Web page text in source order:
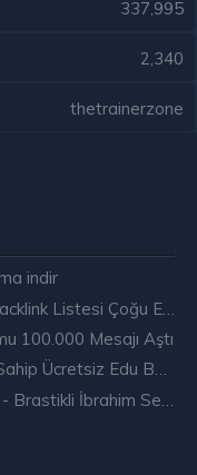
337,995
2,340
thetrainerzone
indir
100.000 Mesajı Aştı
5 Adet Yüksek DA/PA Değerine Sahip Ücretsiz Edu Backlink